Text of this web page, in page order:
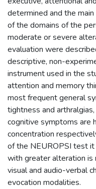
determined and the
of the domains of the
moderate or severe
evaluation were
descriptive, non-
instrument used in the
attention and memory
most frequent general
tightness and
cognitive symptoms are
concentration
of the NEUROPSI test
with greater alteration
visual and audio-verbal
evocation modalities.